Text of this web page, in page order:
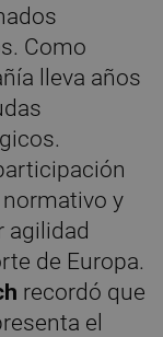
Como
lleva años
y
agilidad
de Europa.
recordó que
el